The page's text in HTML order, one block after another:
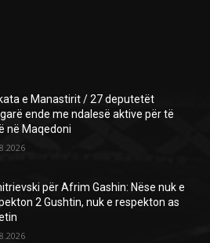
e Manastirit / 27 deputetët
ende me ndalesë aktive për të
në Maqedoni
për Afrim Gashin: Nëse nuk e
2 Gushtin, nuk e respekton as